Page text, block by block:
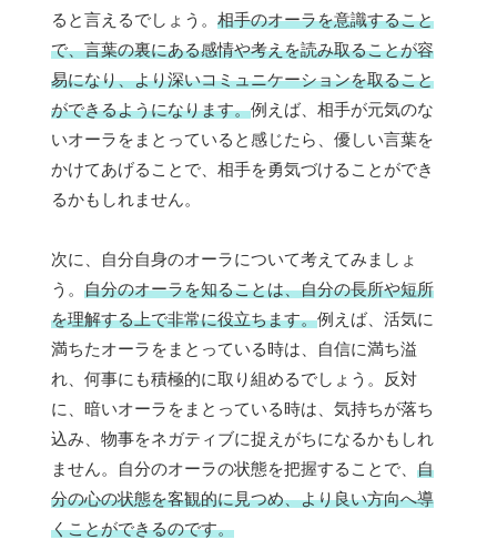
ると言えるでしょう。 相手のオーラを意識すること
で、言葉の裏にある感情や考えを読み取ることが容
易になり、より深いコミュニケーションを取ること
ができるようになります。例えば、相手が元気のな
いオーラをまとっていると感じたら、優しい言葉を
かけてあげることで、相手を勇気づけることができ
るかもしれません。
次に、自分自身のオーラについて考えてみましょ
う。 自分のオーラを知ることは、自分の長所や短所
を理解する上で非常に役立ちます。例えば、活気に
満ちたオーラをまとっている時は、自信に満ち溢
れ、何事にも積極的に取り組めるでしょう。反対
に、暗いオーラをまとっている時は、気持ちが落ち
込み、物事をネガティブに捉えがちになるかもしれ
ません。自分のオーラの状態を把握することで、 自
分の心の状態を客観的に見つめ、より良い方向へ導
くことができるのです。